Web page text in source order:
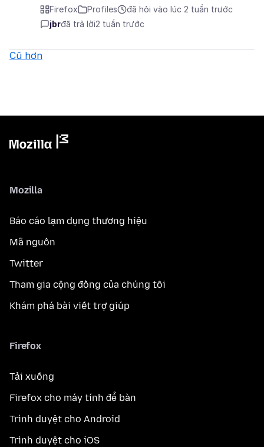
Firefox Profiles
đã hỏi vào lúc 2 tuần trước
jbrđã trả lời2 tuần trước
Cũ hơn
Mozilla
Báo cáo lạm dụng thương hiệu
Mã nguồn
Twitter
Tham gia cộng đồng của chúng tôi
Khám phá bài viết trợ giúp
Firefox
Tải xuống
Firefox cho máy tính để bàn
Trình duyệt cho Android
Trình duyệt cho iOS